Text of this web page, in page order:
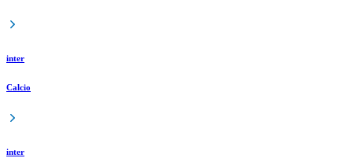
inter
Calcio
inter